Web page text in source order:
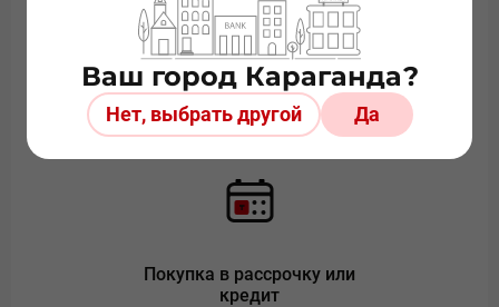
Более 20 лет на рынке
Безопасная онлайн
оплата
Покупка в рассрочку или
кредит
Ваш город Караганда?
Нет, выбрать другой Да